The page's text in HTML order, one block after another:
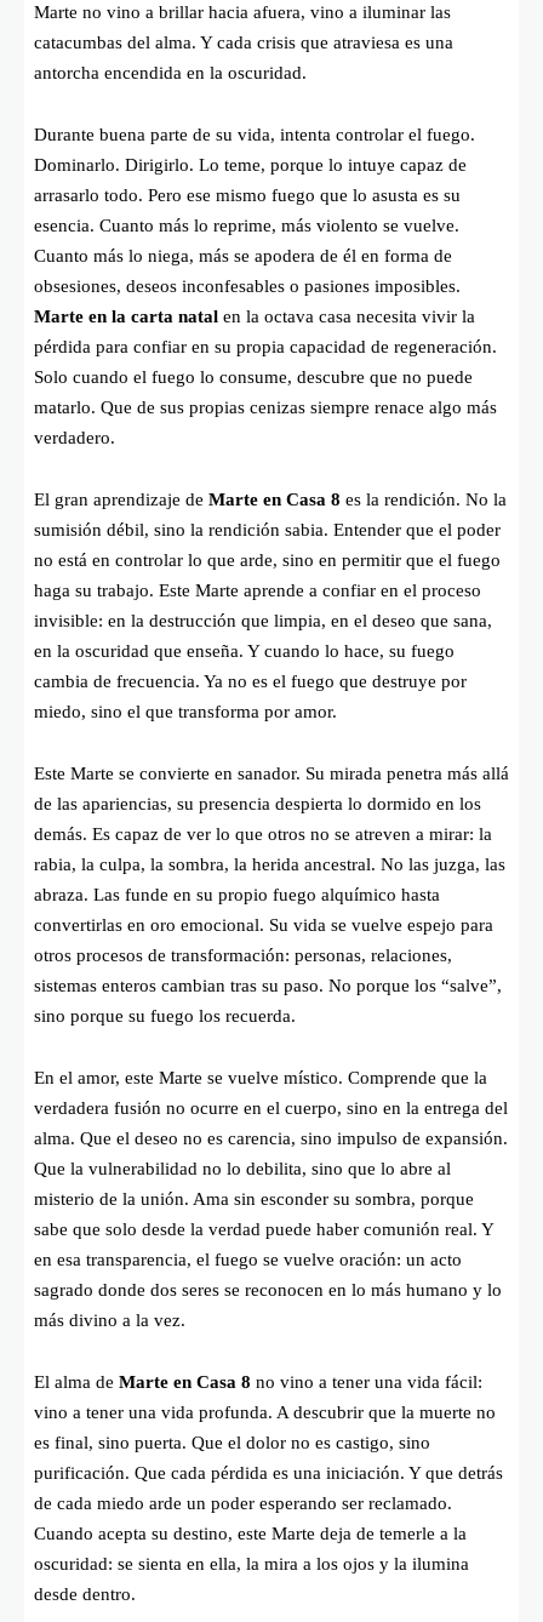
Marte no vino a brillar hacia afuera, vino a iluminar las
catacumbas del alma. Y cada crisis que atraviesa es una
antorcha encendida en la oscuridad.
Durante buena parte de su vida, intenta controlar el fuego.
Dominarlo. Dirigirlo. Lo teme, porque lo intuye capaz de
arrasarlo todo. Pero ese mismo fuego que lo asusta es su
esencia. Cuanto más lo reprime, más violento se vuelve.
Cuanto más lo niega, más se apodera de él en forma de
obsesiones, deseos inconfesables o pasiones imposibles.
Marte en la carta natal en la octava casa necesita vivir la
pérdida para confiar en su propia capacidad de regeneración.
Solo cuando el fuego lo consume, descubre que no puede
matarlo. Que de sus propias cenizas siempre renace algo más
verdadero.
El gran aprendizaje de Marte en Casa 8 es la rendición. No la
sumisión débil, sino la rendición sabia. Entender que el poder
no está en controlar lo que arde, sino en permitir que el fuego
haga su trabajo. Este Marte aprende a confiar en el proceso
invisible: en la destrucción que limpia, en el deseo que sana,
en la oscuridad que enseña. Y cuando lo hace, su fuego
cambia de frecuencia. Ya no es el fuego que destruye por
miedo, sino el que transforma por amor.
Este Marte se convierte en sanador. Su mirada penetra más allá
de las apariencias, su presencia despierta lo dormido en los
demás. Es capaz de ver lo que otros no se atreven a mirar: la
rabia, la culpa, la sombra, la herida ancestral. No las juzga, las
abraza. Las funde en su propio fuego alquímico hasta
convertirlas en oro emocional. Su vida se vuelve espejo para
otros procesos de transformación: personas, relaciones,
sistemas enteros cambian tras su paso. No porque los “salve”,
sino porque su fuego los recuerda.
En el amor, este Marte se vuelve místico. Comprende que la
verdadera fusión no ocurre en el cuerpo, sino en la entrega del
alma. Que el deseo no es carencia, sino impulso de expansión.
Que la vulnerabilidad no lo debilita, sino que lo abre al
misterio de la unión. Ama sin esconder su sombra, porque
sabe que solo desde la verdad puede haber comunión real. Y
en esa transparencia, el fuego se vuelve oración: un acto
sagrado donde dos seres se reconocen en lo más humano y lo
más divino a la vez.
El alma de Marte en Casa 8 no vino a tener una vida fácil:
vino a tener una vida profunda. A descubrir que la muerte no
es final, sino puerta. Que el dolor no es castigo, sino
purificación. Que cada pérdida es una iniciación. Y que detrás
de cada miedo arde un poder esperando ser reclamado.
Cuando acepta su destino, este Marte deja de temerle a la
oscuridad: se sienta en ella, la mira a los ojos y la ilumina
desde dentro.